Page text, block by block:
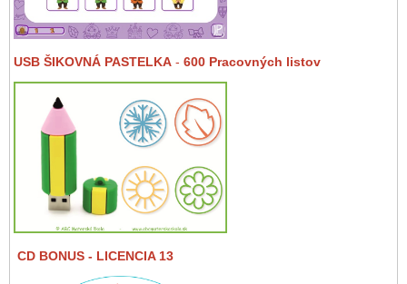
USB ŠIKOVNÁ PASTELKA - 600 Pracovných listov
CD BONUS - LICENCIA 13